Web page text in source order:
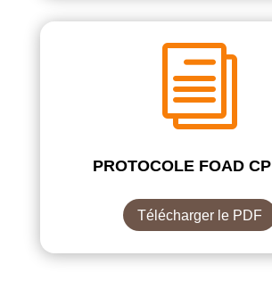
i
PROTOCOLE FOAD
Télécharger le PDF